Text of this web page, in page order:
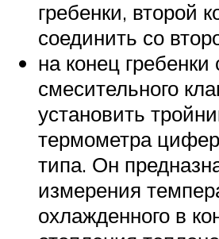
гребенки, второй
соединить со
на конец гребенки
смесительного
установить
термометра
типа. Он
измерения
охлажденного в